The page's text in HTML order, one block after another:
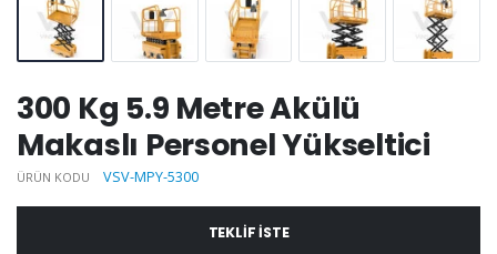
300 Kg 5.9 Metre Akülü
Makaslı Personel Yükseltici
ÜRÜN KODU VSV-MPY-5300
TEKLIF ISTE